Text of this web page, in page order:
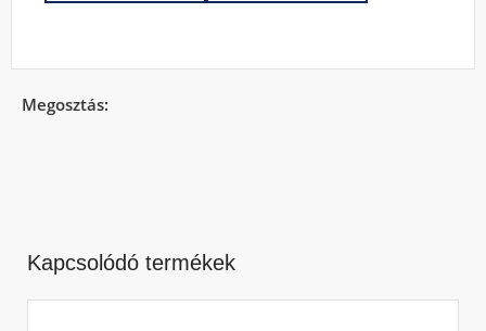
Megosztás:
Kapcsolódó termékek